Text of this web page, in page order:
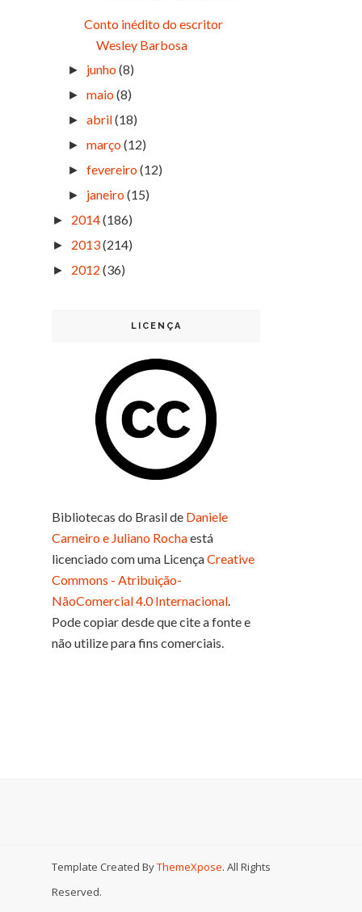
Conto inédito do escritor
Wesley Barbosa
► junho(8)
►maio(8)
►abril(18)
►março(12)
►fevereiro(12)
► janeiro(15)
► 2014(186)
► 2013(214)
► 2012 (36)
LICENÇA
Bibliotecas do Brasilde Daniele
Carneiro e Juliano Rochaestá
licenciado com uma LicençaCreative
Commons - Atribuição-
NãoComercial 4.0 Internacional.
Pode copiar desde que cite a fonte e
não utilize para fins comerciais.
Template Created ByThemeXpose. All Rights
Reserved.